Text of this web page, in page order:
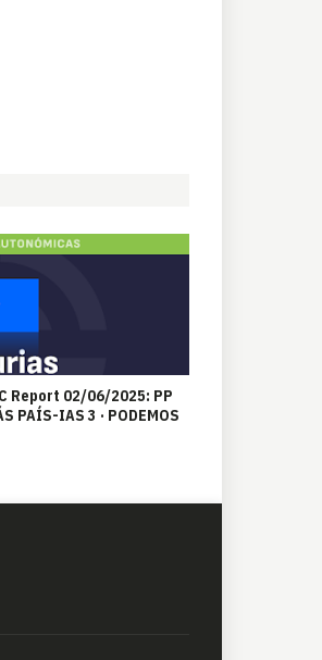
Report 02/06/2025: PP
PAÍS-IAS 3 · PODEMOS